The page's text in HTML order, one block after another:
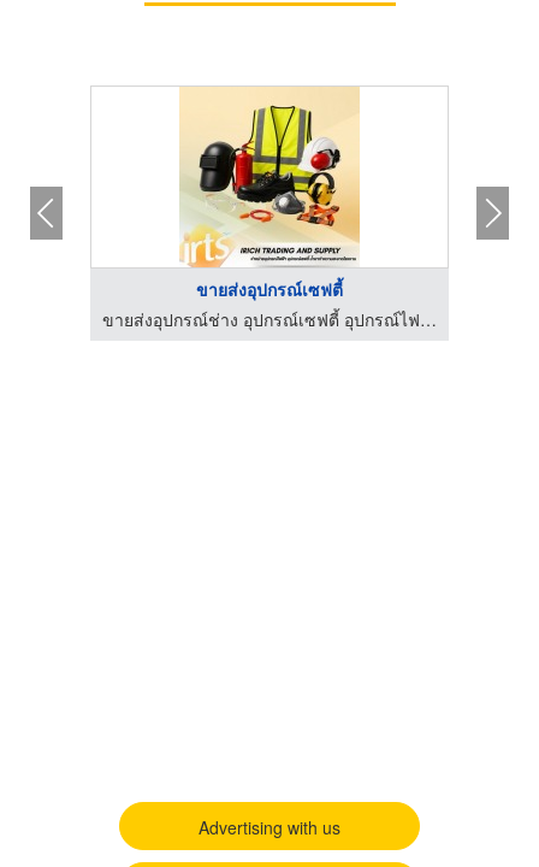
ขายส่งอุปกรณ์เซฟตี้
ขายส่งอุปกรณ์ช่าง อุปกรณ์เซฟตี้ อุปกรณ์ไฟฟ้า - irichtrading
Advertising with us